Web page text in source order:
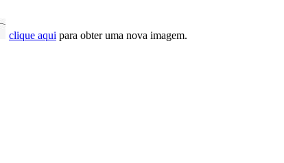
clique aqui para obter uma nova imagem.